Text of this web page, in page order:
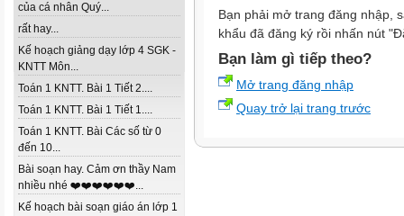
của cá nhân Quý...
rất hay...
Kế hoạch giảng dạy lớp 4 SGK -
KNTT Môn...
Toán 1 KNTT. Bài 1 Tiết 2....
Toán 1 KNTT. Bài 1 Tiết 1....
Toán 1 KNTT. Bài Các số từ 0
đến 10...
Bài soạn hay. Cảm ơn thầy Nam
nhiều nhé ❤️❤️❤️❤️❤️❤️...
Kế hoạch bài soạn giáo án lớp 1
Bạn phải mở trang đăng nhập,
khẩu đã đăng ký rồi nhấn nút
Bạn làm gì tiếp theo?
Mở trang đăng nhập
Quay trở lại trang trước